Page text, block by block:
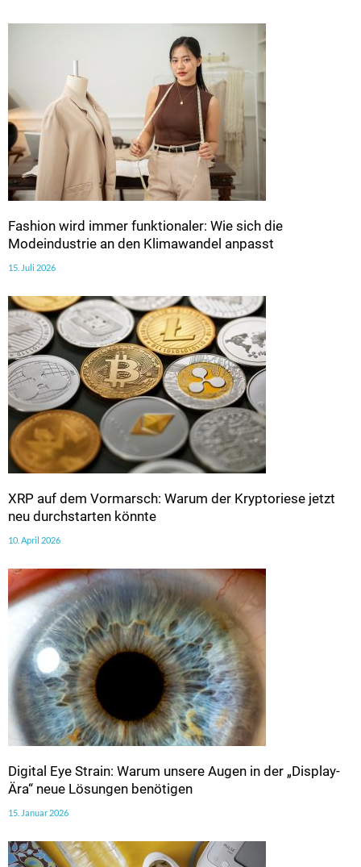
Fashion wird immer funktionaler: Wie sich die
Modeindustrie an den Klimawandel anpasst
15. Juli 2026
XRP auf dem Vormarsch: Warum der Kryptoriese jetzt
neu durchstarten könnte
10. April 2026
Digital Eye Strain: Warum unsere Augen in der „Display-
Ära“ neue Lösungen benötigen
15. Januar 2026